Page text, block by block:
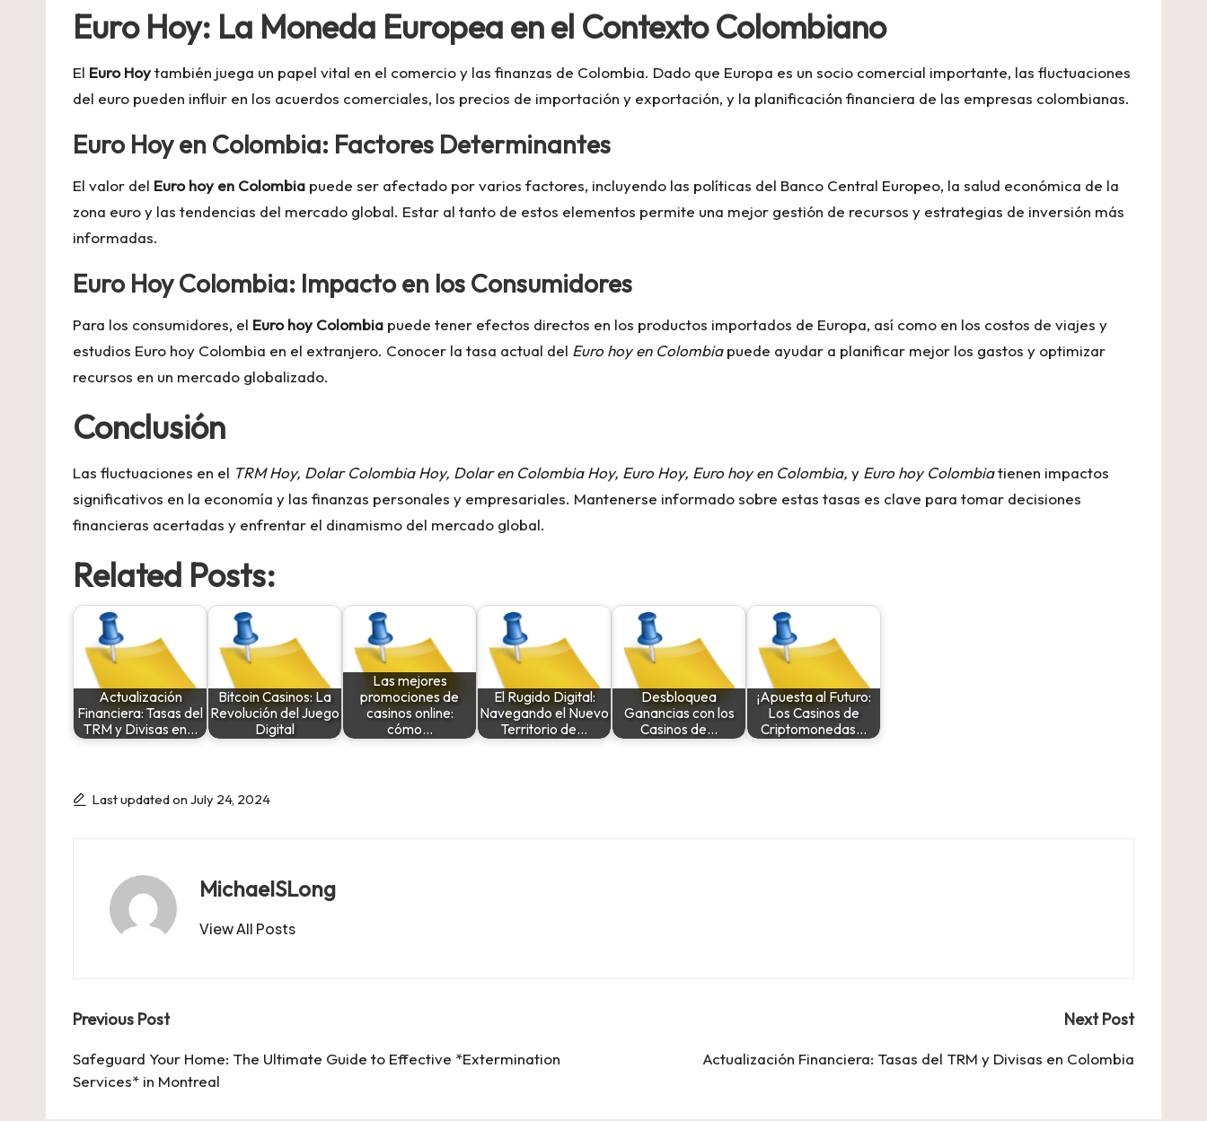
Euro Hoy: La Moneda Europea en el Contexto Colombiano
El Euro Hoytambién juega un papel vital en el comercio y las finanzas de Colombia. Dado que Europa es un socio comercial importante, las fluctuaciones
del euro pueden influir en los acuerdos comerciales, los precios de importación y exportación, y la planificación financiera de las empresas colombianas.
Euro Hoy en Colombia: Factores Determinantes
El valor del Euro hoy en Colombia puede ser afectado por varios factores, incluyendo las políticas del Banco Central Europeo, la salud económica de la
zona euro y las tendencias del mercado global. Estar al tanto de estos elementos permite una mejor gestión de recursos y estrategias de inversión más
informadas.
Euro Hoy Colombia: Impacto en los Consumidores
Para los consumidores, el Euro hoy Colombia puede tener efectos directos en los productos importados de Europa, así como en los costos de viajes y
estudios Euro hoy Colombia en el extranjero. Conocer la tasa actual del Euro hoy en Colombiapuede ayudar a planificar mejor los gastos y optimizar
recursos en un mercado globalizado.
Conclusión
Las fluctuaciones en el TRM Hoy, Dolar Colombia Hoy, Dolar en Colombia Hoy, Euro Hoy, Euro hoy en Colombia, y Euro hoy Colombiatienen impactos
significativos en la economía y las finanzas personales y empresariales. Mantenerse informado sobre estas tasas es clave para tomar decisiones
financieras acertadas y enfrentar el dinamismo del mercado global.
Related Posts:
Actualización
Financiera: Tasas del
TRM y Divisas en…
Bitcoin Casinos: La
Revolución del Juego
Digital
Las mejores
promociones de
casinos online:
cómo…
El Rugido Digital:
Navegando el Nuevo
Territorio de…
Desbloquea
Ganancias con los
Casinos de…
¡Apuesta al Futuro:
Los Casinos de
Criptomonedas…
Last updated on July 24, 2024
MichaelSLong
View All Posts
Post
navigation
Previous Post
Safeguard Your Home: The Ultimate Guide to Effective *Extermination
Services* in Montreal
Next Post
Actualización Financiera: Tasas del TRM y Divisas en Colombia